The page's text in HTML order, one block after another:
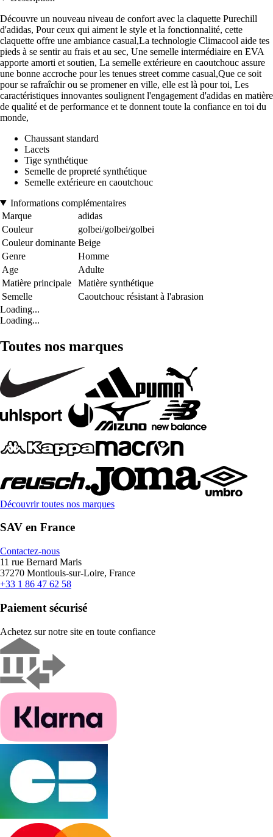
Découvre un nouveau niveau de confort avec la claquette Purechill
d'adidas, Pour ceux qui aiment le style et la fonctionnalité, cette
claquette offre une ambiance casual,La technologie Climacool aide tes
pieds à se sentir au frais et au sec, Une semelle intermédiaire en EVA
apporte amorti et soutien, La semelle extérieure en caoutchouc assure
une bonne accroche pour les tenues street comme casual,Que ce soit
pour se rafraîchir ou se promener en ville, elle est là pour toi, Les
caractéristiques innovantes soulignent l'engagement d'adidas en matière
de qualité et de performance et te donnent toute la confiance en toi du
monde,
Chaussant standard
Lacets
Tige synthétique
Semelle de propreté synthétique
Semelle extérieure en caoutchouc
Informations complémentaires
Marque
adidas
Couleur
golbei/golbei/golbei
Couleur dominante Beige
Genre
Homme
Age
Adulte
Matière principale
Matière synthétique
Semelle
Caoutchouc résistant à l'abrasion
Loading...
Loading...
Toutes nos marques
Découvrir toutes nos marques
SAV en France
Contactez-nous
11 rue Bernard Maris
37270 Montlouis-sur-Loire, France
+33 1 86 47 62 58
Paiement sécurisé
Achetez sur notre site en toute confiance